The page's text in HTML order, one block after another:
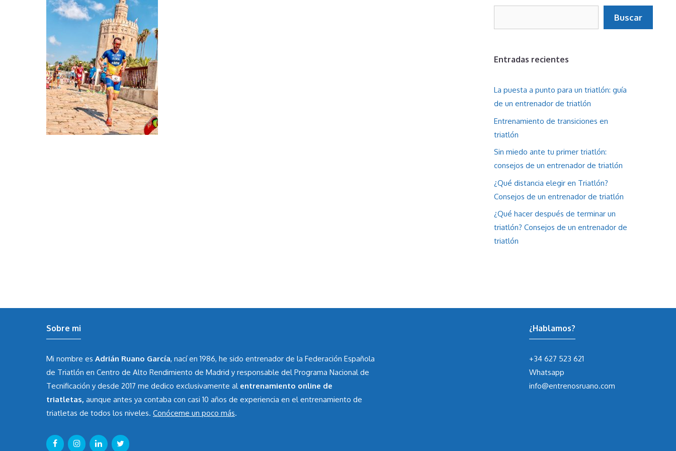
Buscar
Entradas recientes
La puesta a punto para un triatlón: guía
de un entrenador de triatlón
Entrenamiento de transiciones en
triatlón
Sin miedo ante tu primer triatlón:
consejos de un entrenador de triatlón
¿Qué distancia elegir en Triatlón?
Consejos de un entrenador de triatlón
¿Qué hacer después de terminar un
triatlón? Consejos de un entrenador de
triatlón
Sobre mi
Mi nombre es Adrián Ruano García, nací en 1986, he sido entrenador de la Federación Española
de Triatlón en Centro de Alto Rendimiento de Madrid y responsable del Programa Nacional de
Tecnificación y desde 2017 me dedico exclusivamente al entrenamiento online de
triatletas, aunque antes ya contaba con casi 10 años de experiencia en el entrenamiento de
triatletas de todos los niveles. Conóceme un poco más.
¿Hablamos?
+34 627 523 621
Whatsapp
info@entrenosruano.com